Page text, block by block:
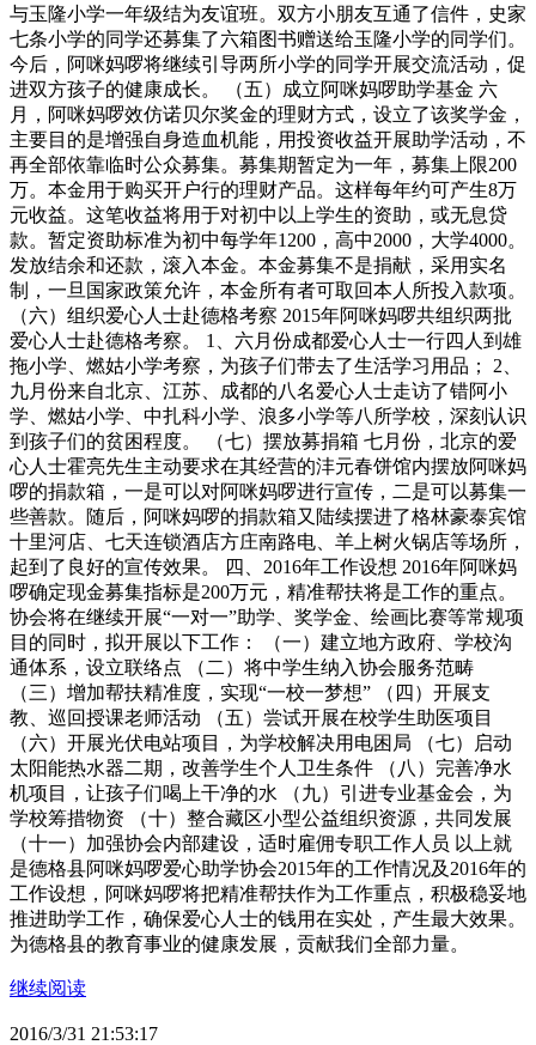
与玉隆小学一年级结为友谊班。双方小朋友互通了信件，史家
七条小学的同学还募集了六箱图书赠送给玉隆小学的同学们。
今后，阿咪妈啰将继续引导两所小学的同学开展交流活动，促
进双方孩子的健康成长。 （五）成立阿咪妈啰助学基金 六
月，阿咪妈啰效仿诺贝尔奖金的理财方式，设立了该奖学金，
主要目的是增强自身造血机能，用投资收益开展助学活动，不
再全部依靠临时公众募集。募集期暂定为一年，募集上限200
万。本金用于购买开户行的理财产品。这样每年约可产生8万
元收益。这笔收益将用于对初中以上学生的资助，或无息贷
款。暂定资助标准为初中每学年1200，高中2000，大学4000。
发放结余和还款，滚入本金。本金募集不是捐献，采用实名
制，一旦国家政策允许，本金所有者可取回本人所投入款项。
（六）组织爱心人士赴德格考察 2015年阿咪妈啰共组织两批
爱心人士赴德格考察。 1、六月份成都爱心人士一行四人到雄
拖小学、燃姑小学考察，为孩子们带去了生活学习用品； 2、
九月份来自北京、江苏、成都的八名爱心人士走访了错阿小
学、燃姑小学、中扎科小学、浪多小学等八所学校，深刻认识
到孩子们的贫困程度。 （七）摆放募捐箱 七月份，北京的爱
心人士霍亮先生主动要求在其经营的沣元春饼馆内摆放阿咪妈
啰的捐款箱，一是可以对阿咪妈啰进行宣传，二是可以募集一
些善款。随后，阿咪妈啰的捐款箱又陆续摆进了格林豪泰宾馆
十里河店、七天连锁酒店方庄南路电、羊上树火锅店等场所，
起到了良好的宣传效果。 四、2016年工作设想 2016年阿咪妈
啰确定现金募集指标是200万元，精准帮扶将是工作的重点。
协会将在继续开展“一对一”助学、奖学金、绘画比赛等常规项
目的同时，拟开展以下工作： （一）建立地方政府、学校沟
通体系，设立联络点 （二）将中学生纳入协会服务范畴
（三）增加帮扶精准度，实现“一校一梦想” （四）开展支
教、巡回授课老师活动 （五）尝试开展在校学生助医项目
（六）开展光伏电站项目，为学校解决用电困局 （七）启动
太阳能热水器二期，改善学生个人卫生条件 （八）完善净水
机项目，让孩子们喝上干净的水 （九）引进专业基金会，为
学校筹措物资 （十）整合藏区小型公益组织资源，共同发展
（十一）加强协会内部建设，适时雇佣专职工作人员 以上就
是德格县阿咪妈啰爱心助学协会2015年的工作情况及2016年的
工作设想，阿咪妈啰将把精准帮扶作为工作重点，积极稳妥地
推进助学工作，确保爱心人士的钱用在实处，产生最大效果。
为德格县的教育事业的健康发展，贡献我们全部力量。
继续阅读
2016/3/31 21:53:17